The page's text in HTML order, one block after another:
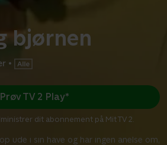
bjørnen
•
ude i sin have og har ingen anelse om,
Prøv TV 2 Play*
dit abonnement på Mit TV 2.